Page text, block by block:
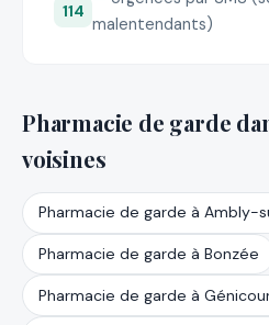
114
malentendants)
Pharmacie de garde
voisines
Pharmacie de garde à Ambly-
Pharmacie de garde à Bonzée
Pharmacie de garde à